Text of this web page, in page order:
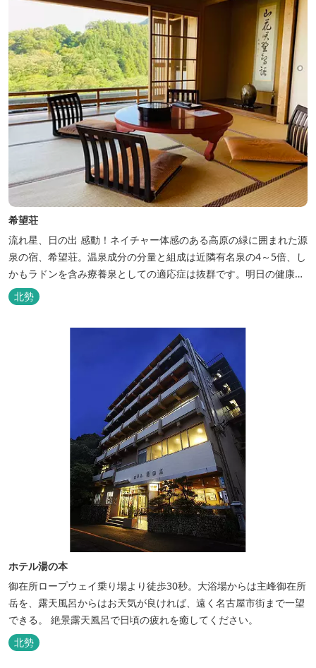
希望荘
流れ星、日の出 感動！ネイチャー体感のある高原の緑に囲まれた源
泉の宿、希望荘。温泉成分の分量と組成は近隣有名泉の4～5倍、し
かもラドンを含み療養泉としての適応症は抜群です。明日の健康
に、ご宿泊はもちろん日帰り入浴もお気軽にお立ち寄り下さい。 熱
気浴ラドンの泉も新たにオープン！ぜひご利用ください。
北勢
ホテル湯の本
御在所ロープウェイ乗り場より徒歩30秒。大浴場からは主峰御在所
岳を、露天風呂からはお天気が良ければ、遠く名古屋市街まで一望
できる。 絶景露天風呂で日頃の疲れを癒してください。
北勢